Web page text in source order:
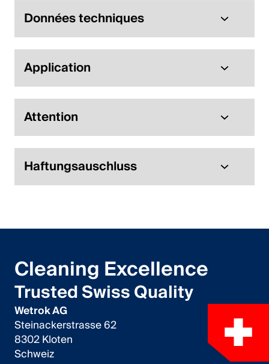
Données techniques
Application
Attention
Haftungsauschluss
Cleaning Excellence
Trusted Swiss Quality
Wetrok AG
Steinackerstrasse 62
8302 Kloten
Schweiz